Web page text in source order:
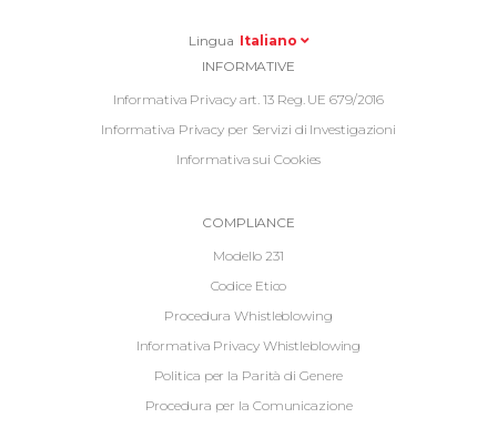
Lingua Italiano
Informative
Footer
INFORMATIVE
Informativa Privacy art. 13 Reg. UE 679/2016
Informativa Privacy per Servizi di Investigazioni
Informativa sui Cookies
InformativeCOMPLIANCE
Modello 231
Codice Etico
Procedura Whistleblowing
Informativa Privacy Whistleblowing
Politica per la Parità di Genere
Procedura per la Comunicazione